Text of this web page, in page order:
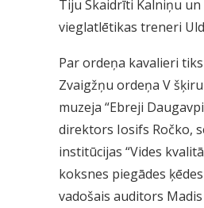
Tiju Skaidrīti Kalniņu
vieglatlētikas treneri
Par ordeņa kavalieri
Zvaigžņu ordeņa V
muzeja “Ebreji
direktors Iosifs Ročko,
institūcijas “Vides
koksnes piegādes
vadošais auditors